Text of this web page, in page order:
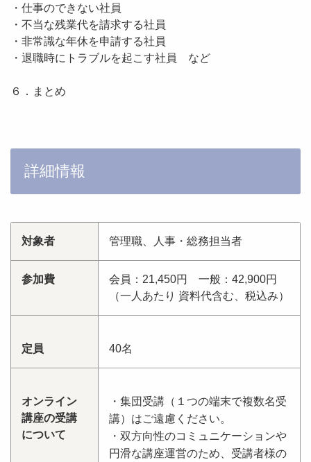
・仕事のできない社員
・不当な残業代を請求する社員
・非常識な年休を申請する社員
・退職時にトラブルを起こす社員 など
６．まとめ
詳細情報
対象者 管理職、人事・総務担当者
参加費
会員：21,450円 一般：42,900円
（一人あたり 資料代含む、税込み）
定員 40名
オンライン
講座の受講
について
・集団受講（１つの端末で複数名受
講）はご遠慮ください。
・双方向性のコミュニケーションや
円滑な講座運営のため、受講者様の